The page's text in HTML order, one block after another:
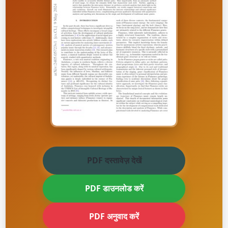
PDF दस्तावेज़ देखें
PDF डाउनलोड करें
PDF अनुवाद करें